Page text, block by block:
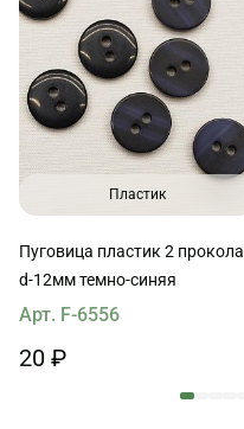
Пластик
Пуговица пластик 2 прокола
d-12мм темно-синяя
Арт. F-6556
20 ₽